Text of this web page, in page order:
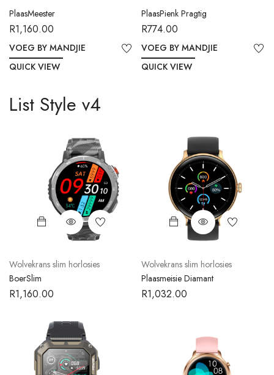
PlaasMeester
R1,160.00
VOEG BY MANDJIE
QUICK VIEW
PlaasPienk Pragtig
R774.00
VOEG BY MANDJIE
QUICK VIEW
List Style v4
Wolvekrans slim horlosies
BoerSlim
R1,160.00
Wolvekrans slim horlosies
Plaasmeisie Diamant
R1,032.00